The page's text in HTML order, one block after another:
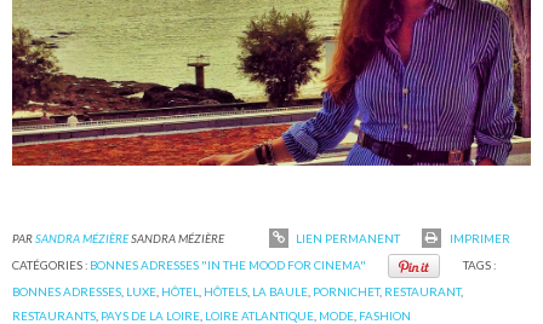
PARSANDRA MÉZIÈRESANDRA MÉZIÈRE LIEN PERMANENT
IMPRIMER
CATÉGORIES : BONNES ADRESSES "IN THE MOOD FOR CINEMA"
TAGS :
BONNES ADRESSES LUXE HÔTEL HÔTELS LA BAULE PORNICHET, RESTAURANT,
RESTAURANTS PAYS DE LA LOIRE LOIRE ATLANTIQUE MODE FASHION